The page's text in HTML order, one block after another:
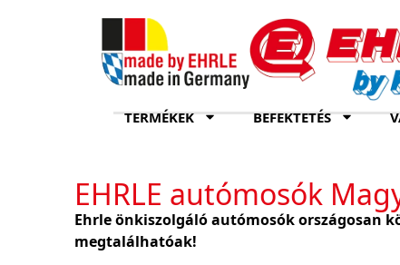
TERMÉKEK BEFEKTETÉS
EHRLE autómosók
Ehrle önkiszolgáló autómosók országosan
megtalálhatóak!